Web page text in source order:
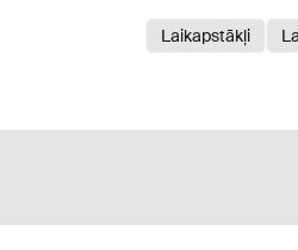
Laikapstākļi